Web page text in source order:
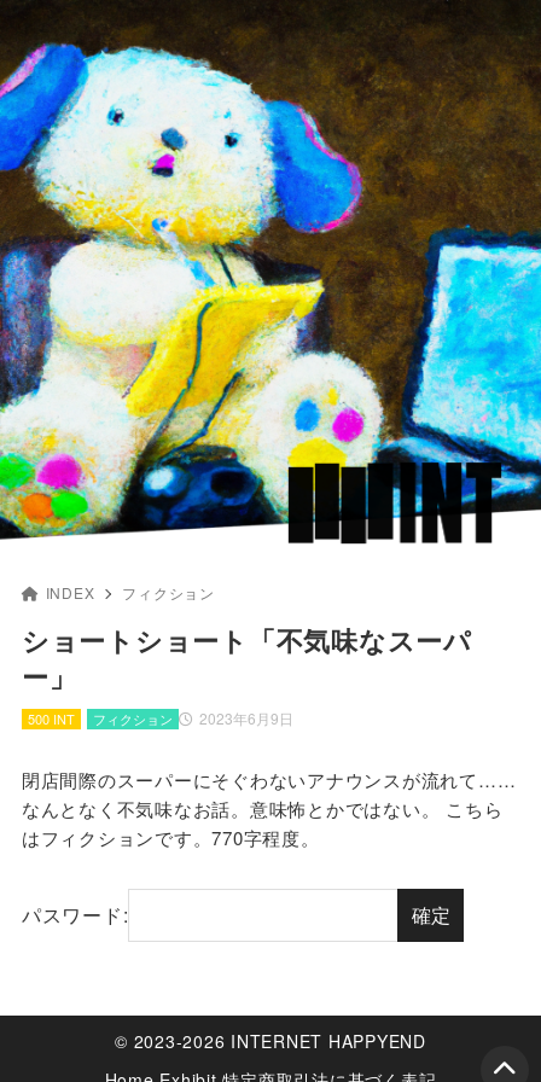
INDEX フィクション
ショートショート「不気味なスーパ
ー」
500 INT 2023年6月9日
フィクション
閉店間際のスーパーにそぐわないアナウンスが流れて……
なんとなく不気味なお話。意味怖とかではない。 こちら
はフィクションです。770字程度。
パスワード:
© 2023-2026 INTERNET HAPPYEND